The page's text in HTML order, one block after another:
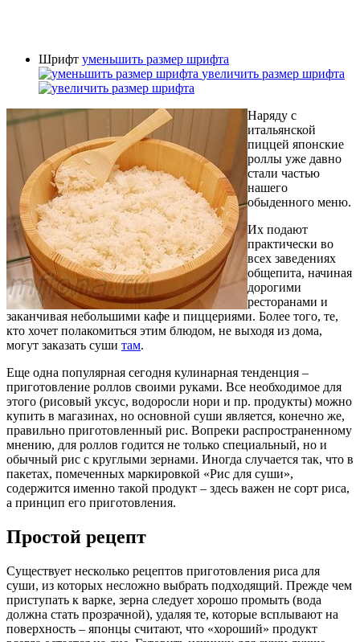
Шрифт уменьшить размер шрифта
увеличить размер шрифта
Наряду с
итальянской
пиццей японские
роллы уже давно
стали частью
нашего
обыденного меню.
Их подают
практически во
всех заведениях
общепита, начиная
дорогими
ресторанами и
заканчивая небольшими кафе и пиццериями. Более того, те,
кто хочет полакомиться этим блюдом, не выходя из дома,
могут заказать суши там.
Еще одна популярная сегодня кулинарная тенденция –
приготовление роллов своими руками. Все необходимое для
этого (рисовый уксус, водоросли нори и пр. продукты) можно
купить в магазинах, но основной суши является, конечно же,
правильно приготовленный рис. Вопреки распространенному
мнению, для роллов годится не только специальный, но и
обычный рис с круглыми зернами. Иногда случается так, что в
пакетах, помеченных маркировкой «Рис для суши»,
содержится именно такой продукт – здесь важен не сорт риса,
а принцип его приготовления.
Простой рецепт
Существует несколько рецептов приготовления риса для
суши, из которых несложно выбрать подходящий. Прежде чем
приступать к варке, зерна следует хорошо промыть (вода
должна стать прозрачной), удаляя те, которые всплывают на
поверхность – японцы считают, что «хороший» продукт